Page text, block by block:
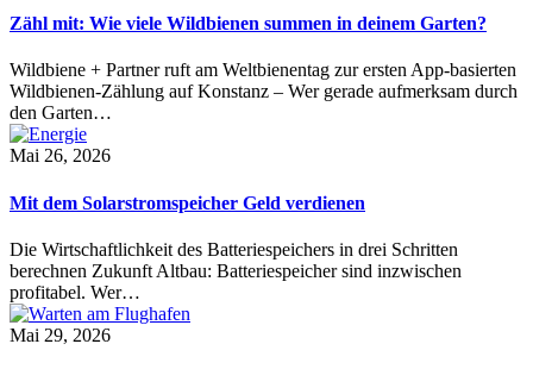
Zähl mit: Wie viele Wildbienen summen in deinem Garten?
Wildbiene + Partner ruft am Weltbienentag zur ersten App-basierten
Wildbienen-Zählung auf Konstanz – Wer gerade aufmerksam durch
den Garten…
Mai 26, 2026
Mit dem Solarstromspeicher Geld verdienen
Die Wirtschaftlichkeit des Batteriespeichers in drei Schritten
berechnen Zukunft Altbau: Batteriespeicher sind inzwischen
profitabel. Wer…
Mai 29, 2026